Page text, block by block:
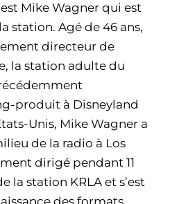
Mike Wagner qui est
station. Agé de 46 ans,
directeur de
la station adulte du
produit à Disneyland
Unis, Mike Wagner a
de la radio à Los
dirigé pendant 11
la station KRLA et s’est
des formats